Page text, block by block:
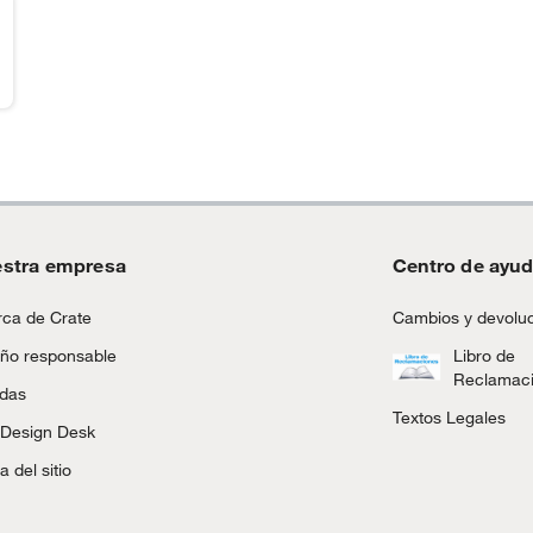
empresa
de Crate
responsable
Desk
del sitio
Centro de
Cambios y
Libro de
Textos Legales